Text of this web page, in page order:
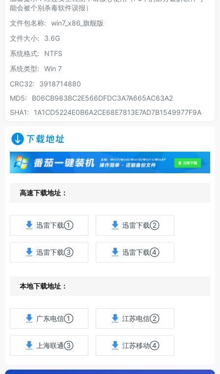
能会被个别杀毒软件误报）
文件包名称:
win7_x86_旗舰版
文件大小:
3.6G
系统格式:
NTFS
系统类型:
Win 7
CRC32:
3918714880
MD5:
B06CB983BC2E566DFDC3A7A665AC63A2
SHA1:
1A1CD5224E0B6A2CE68E7813E7AD7B1549977F9A
下载地址
高速下载地址：
迅雷下载① 迅雷下载②
迅雷下载③ 迅雷下载④
本地下载地址：
广东电信① 江苏电信②
上海联通③ 江苏移动④